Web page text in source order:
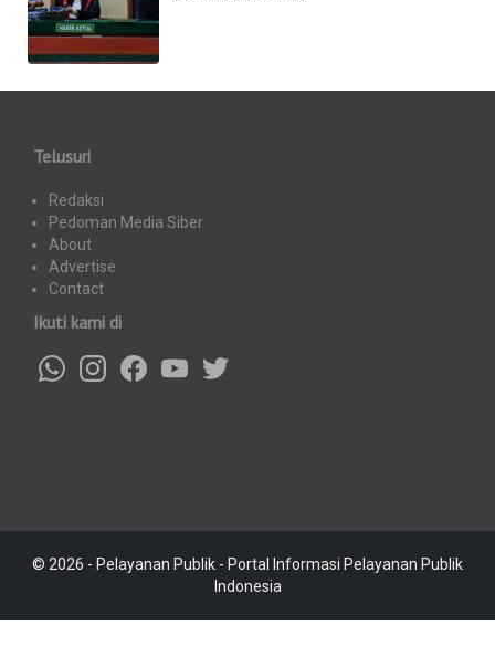
Telusuri
Redaksi
Pedoman Media Siber
About
Advertise
Contact
Ikuti kami di
© 2026 - Pelayanan Publik - Portal Informasi Pelayanan Publik
Indonesia